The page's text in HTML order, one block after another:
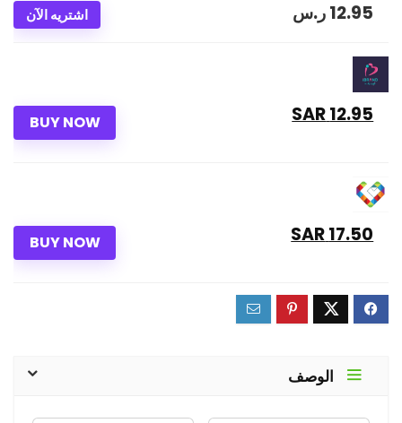
اشتريه الآن 12.95ر.س
BUY NOW 12.95 SAR
BUY NOW 17.50 SAR
الوصف